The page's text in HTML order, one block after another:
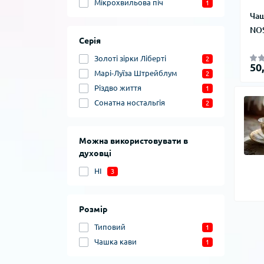
Мікрохвильова піч 1
Серія
Золоті зірки Ліберті 2
Марі-Луїза Штрейблум 2
Різдво життя 1
Сонатна ностальгія 2
Можна використовувати в
духовці
НІ 3
Розмір
Типовий 1
Чашка кави 1